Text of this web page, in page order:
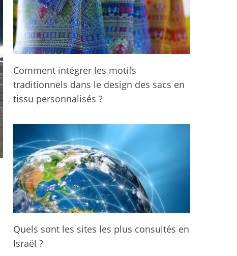
Comment intégrer les motifs
traditionnels dans le design des sacs en
tissu personnalisés ?
Quels sont les sites les plus consultés en
Israël ?